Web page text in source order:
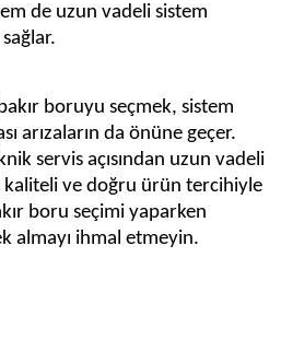
de uzun vadeli sistem
boruyu seçmek, sistem
arızaların da önüne geçer.
servis açısından uzun vadeli
ve doğru ürün tercihiyle
boru seçimi yaparken
almayı ihmal etmeyin.